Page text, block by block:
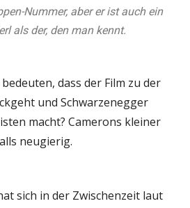
Nummer, aber er ist auch ein
als der, den man kennt.
dass der Film zu der
und Schwarzenegger
macht? Camerons kleiner
neugierig.
sich in der Zwischenzeit laut